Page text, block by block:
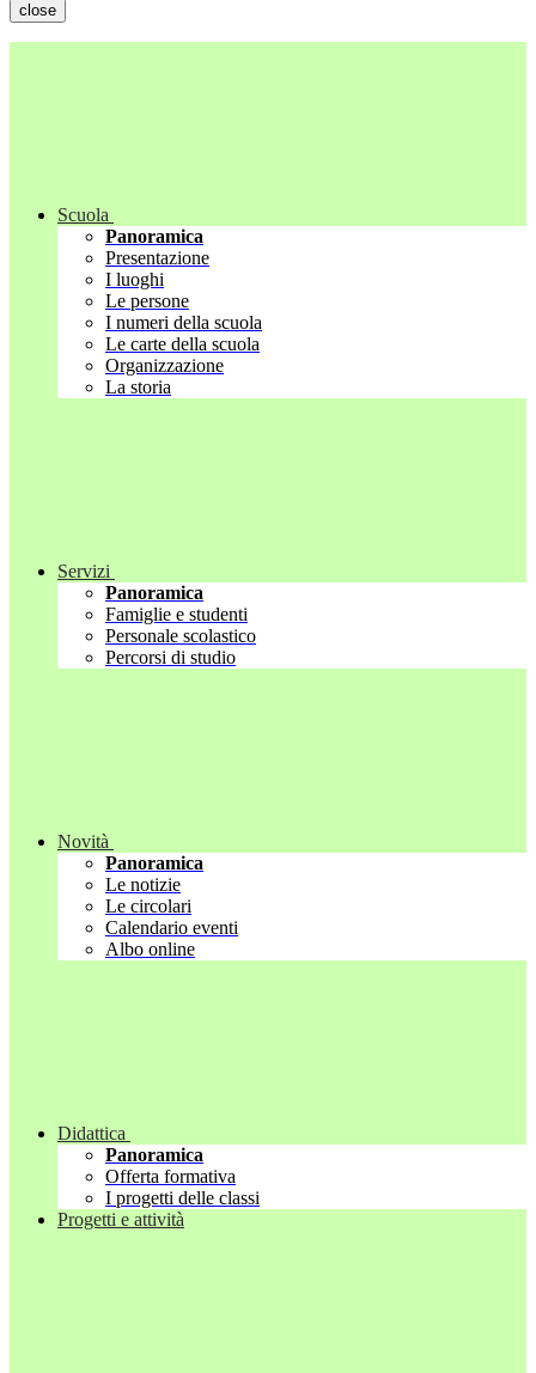
close
Scuola
Panoramica
Presentazione
I luoghi
Le persone
I numeri della scuola
Le carte della scuola
Organizzazione
La storia
Servizi
Panoramica
Famiglie e studenti
Personale scolastico
Percorsi di studio
Novità
Panoramica
Le notizie
Le circolari
Calendario eventi
Albo online
Didattica
Panoramica
Offerta formativa
I progetti delle classi
Progetti e attività